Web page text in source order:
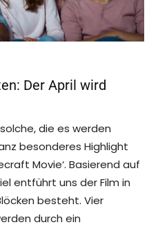
Der April wird
die es werden
besonderes Highlight
Movie‘. Basierend auf
entführt uns der Film in
besteht. Vier
durch ein